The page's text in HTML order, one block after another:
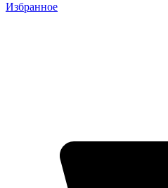
Избранное